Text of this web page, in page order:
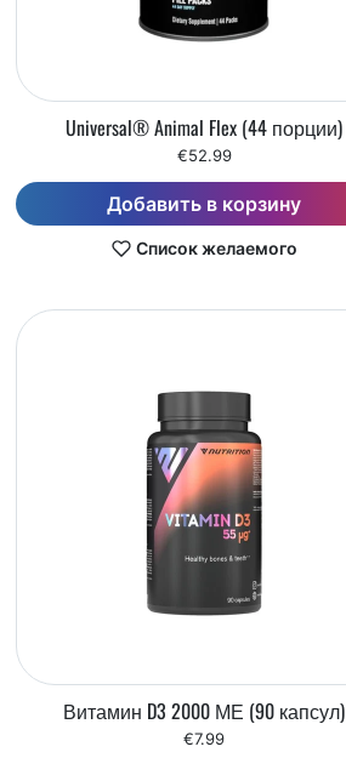
Universal® Animal Flex (44 порции)
€52.99
Добавить в корзину
Список желаемого
Витамин D3 2000 МЕ (90 капсул)
€7.99